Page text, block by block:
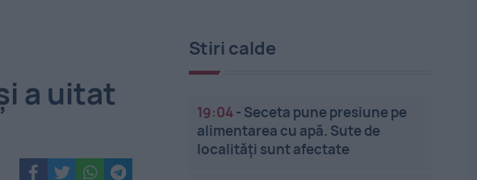
a uitat
Stiri calde
19:04- Seceta pune presiune pe
alimentarea cu apă. Sute de
localități sunt afectate